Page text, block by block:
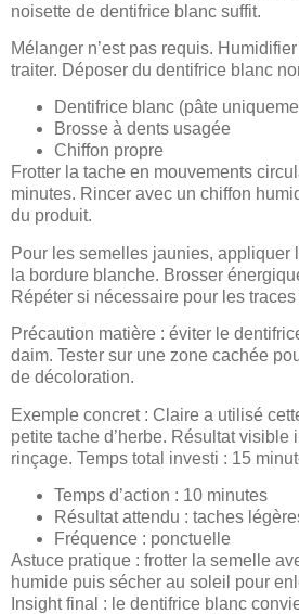
noisette de dentifrice blanc suffit.
Mélanger n’est pas requis.
traiter. Déposer du dentifrice blanc
Dentifrice blanc (pâte
Brosse à dents usagée
Chiffon propre
Frotter la tache en mouvements
minutes. Rincer avec un chiffon
du produit.
Pour les semelles jaunies, appliquer
la bordure blanche. Brosser
Répéter si nécessaire pour les
Précaution matière : éviter le
daim. Tester sur une zone cachée
de décoloration.
Exemple concret : Claire a utilisé
petite tache d’herbe. Résultat visible
rinçage. Temps total investi : 15
Temps d’action : 10 minutes
Résultat attendu : taches
Fréquence : ponctuelle
Astuce pratique : frotter la semelle
humide puis sécher au soleil pour
Insight final : le dentifrice blanc